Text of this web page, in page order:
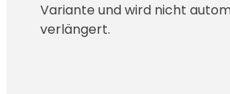
Variante und wird nicht
verlängert.